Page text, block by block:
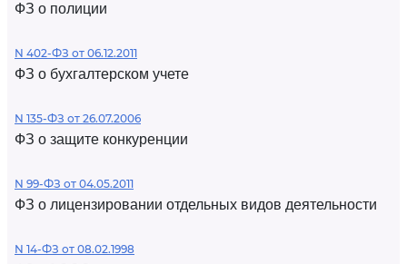
ФЗ о полиции
N 402-ФЗ от 06.12.2011
ФЗ о бухгалтерском учете
N 135-ФЗ от 26.07.2006
ФЗ о защите конкуренции
N 99-ФЗ от 04.05.2011
ФЗ о лицензировании отдельных видов деятельности
N 14-ФЗ от 08.02.1998